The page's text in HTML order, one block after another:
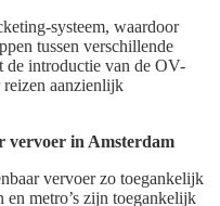
systeem, waardoor
tussen verschillende
de introductie van de OV-
reizen aanzienlijk
vervoer in Amsterdam
vervoer zo toegankelijk
metro’s zijn toegankelijk